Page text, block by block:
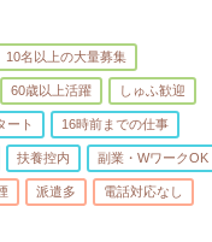
10名以上の大量募集
60歳以上活躍 しゅふ歓迎
ート 16時前までの仕事
扶養控内 副業・WワークOK
派遣多 電話対応なし